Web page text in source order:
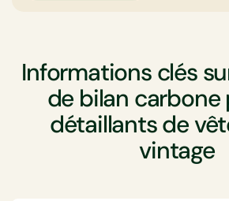
Informations clés
de bilan carbone
détaillants de
vintage